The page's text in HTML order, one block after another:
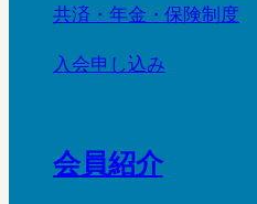
共済・年金・保険制度
入会申し込み
会員紹介